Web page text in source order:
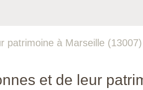
patrimoine à Marseille (13007)
et de leur